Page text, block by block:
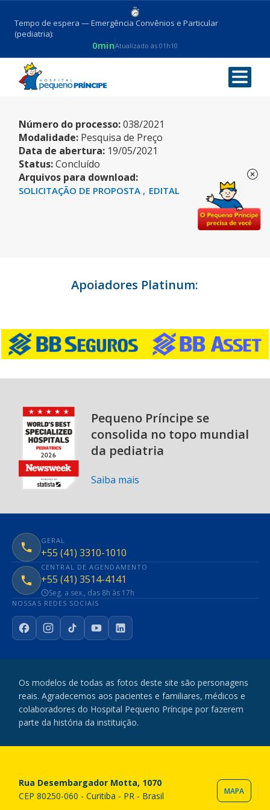
Tempo de espera — Emergência Convênios e Particular
(pediatria):
0minAtualizado às 01h10
COMPUTADORES
Número do processo:038/2021
Modalidade: Pesquisa de Preço
Data de abertura: 19/05/2021
Status:Concluído
Arquivos para download:
SOLICITAÇÃO DE PROPOSTA EDITAL
Apoiadores Platinum:
Pequeno Príncipe se
consolida no topo mundial
da pediatria
Saiba mais
GERAL
+55 (41) 3310-1010
CENTRAL DE AGENDAMENTO
+55 (41) 3514-4141
Seg. a sex., das 8h às 17h
NOSSAS REDES SOCIAIS
FacebookInstagram
TikTokYouTubeLinkedIn
Os modelos de todas as fotos deste site são personagens
reais. Agradecemos aos pacientes e familiares, médicos e
colaboradores do Hospital Pequeno Príncipe por fazerem
parte da história da instituição.
Rua Desembargador Motta, 1070
CEP 80250-060 - Curitiba - PR - Brasil
MAPA